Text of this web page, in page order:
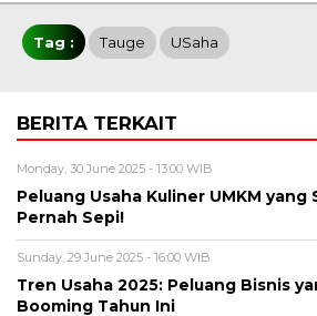
Tag : Tauge USaha
BERITA TERKAIT
Monday, 30 June 2025 - 13:00 WIB
Peluang Usaha Kuliner UMKM yang
Pernah Sepi!
Sunday, 29 June 2025 - 16:00 WIB
Tren Usaha 2025: Peluang Bisnis
Booming Tahun Ini